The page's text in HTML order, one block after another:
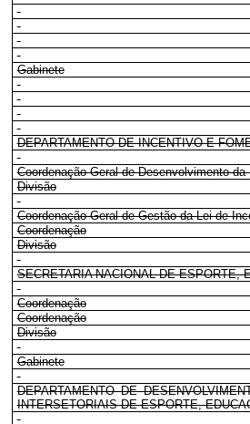
Gabinete
DEPARTAMENTO DE INCENTIVO E
Coordenação-Geral de Desenvolvimento
Divisão
Coordenação-Geral de Gestão da Lei de
Coordenação
Divisão
SECRETARIA NACIONAL DE ESPORTE,
Coordenação
Coordenação
Divisão
Gabinete
DEPARTAMENTO DE
INTERSETORIAIS DE ESPORTE,